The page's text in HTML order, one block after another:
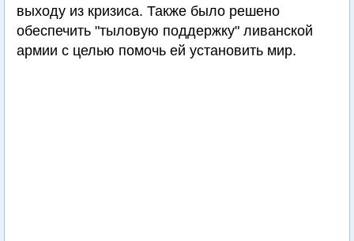
выходу из кризиса. Также было решено
обеспечить "тыловую поддержку" ливанской
армии с целью помочь ей установить мир.